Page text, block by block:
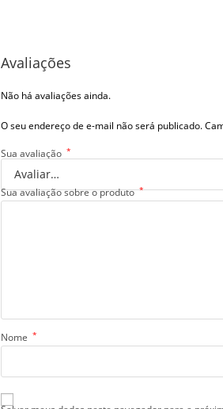
Avaliações
Não há avaliações ainda.
O seu endereço de e-mail não será publicado.
Sua avaliação *
Sua avaliação sobre o produto *
Nome *